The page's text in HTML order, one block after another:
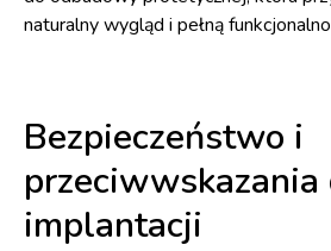
naturalny wygląd i pełną
Bezpieczeństwo i
przeciwwskazania
implantacji